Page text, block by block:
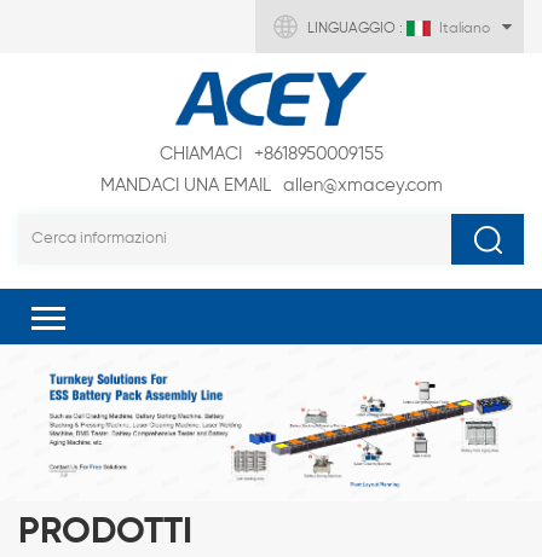
LINGUAGGIO : Italiano
CHIAMACI
+8618950009155
MANDACI UNA EMAIL
allen@xmacey.com
PRODOTTI